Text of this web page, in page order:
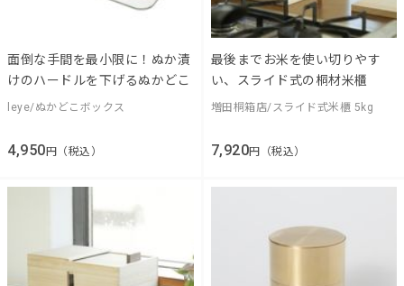
面倒な手間を最小限に！ぬか漬
けのハードルを下げるぬかどこ
leye/ぬかどこボックス
4,950円（税込）
最後までお米を使い切りやす
い、スライド式の桐材米櫃
増田桐箱店/スライド式米櫃 5kg
7,920円（税込）